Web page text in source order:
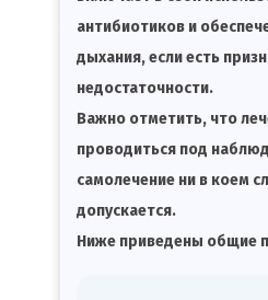
антибиотиков и
дыхания, если есть
недостаточности.
Важно отметить, что
проводиться под
самолечение ни в коем
допускается.
Ниже приведены общие